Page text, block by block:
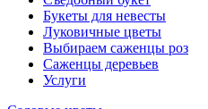
Букеты для невесты
Луковичные цветы
Выбираем саженцы роз
Саженцы деревьев
Услуги